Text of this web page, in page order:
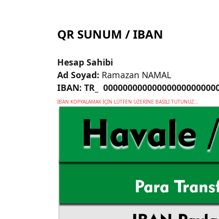
QR SUNUM / IBAN
Hesap Sahibi
Ad Soyad: Ramazan NAMAL
IBAN: TR_
IBAN KOPYALAMAK İÇİN LÜTFEN ÜZERİNE BASILI TUTUNUZ...